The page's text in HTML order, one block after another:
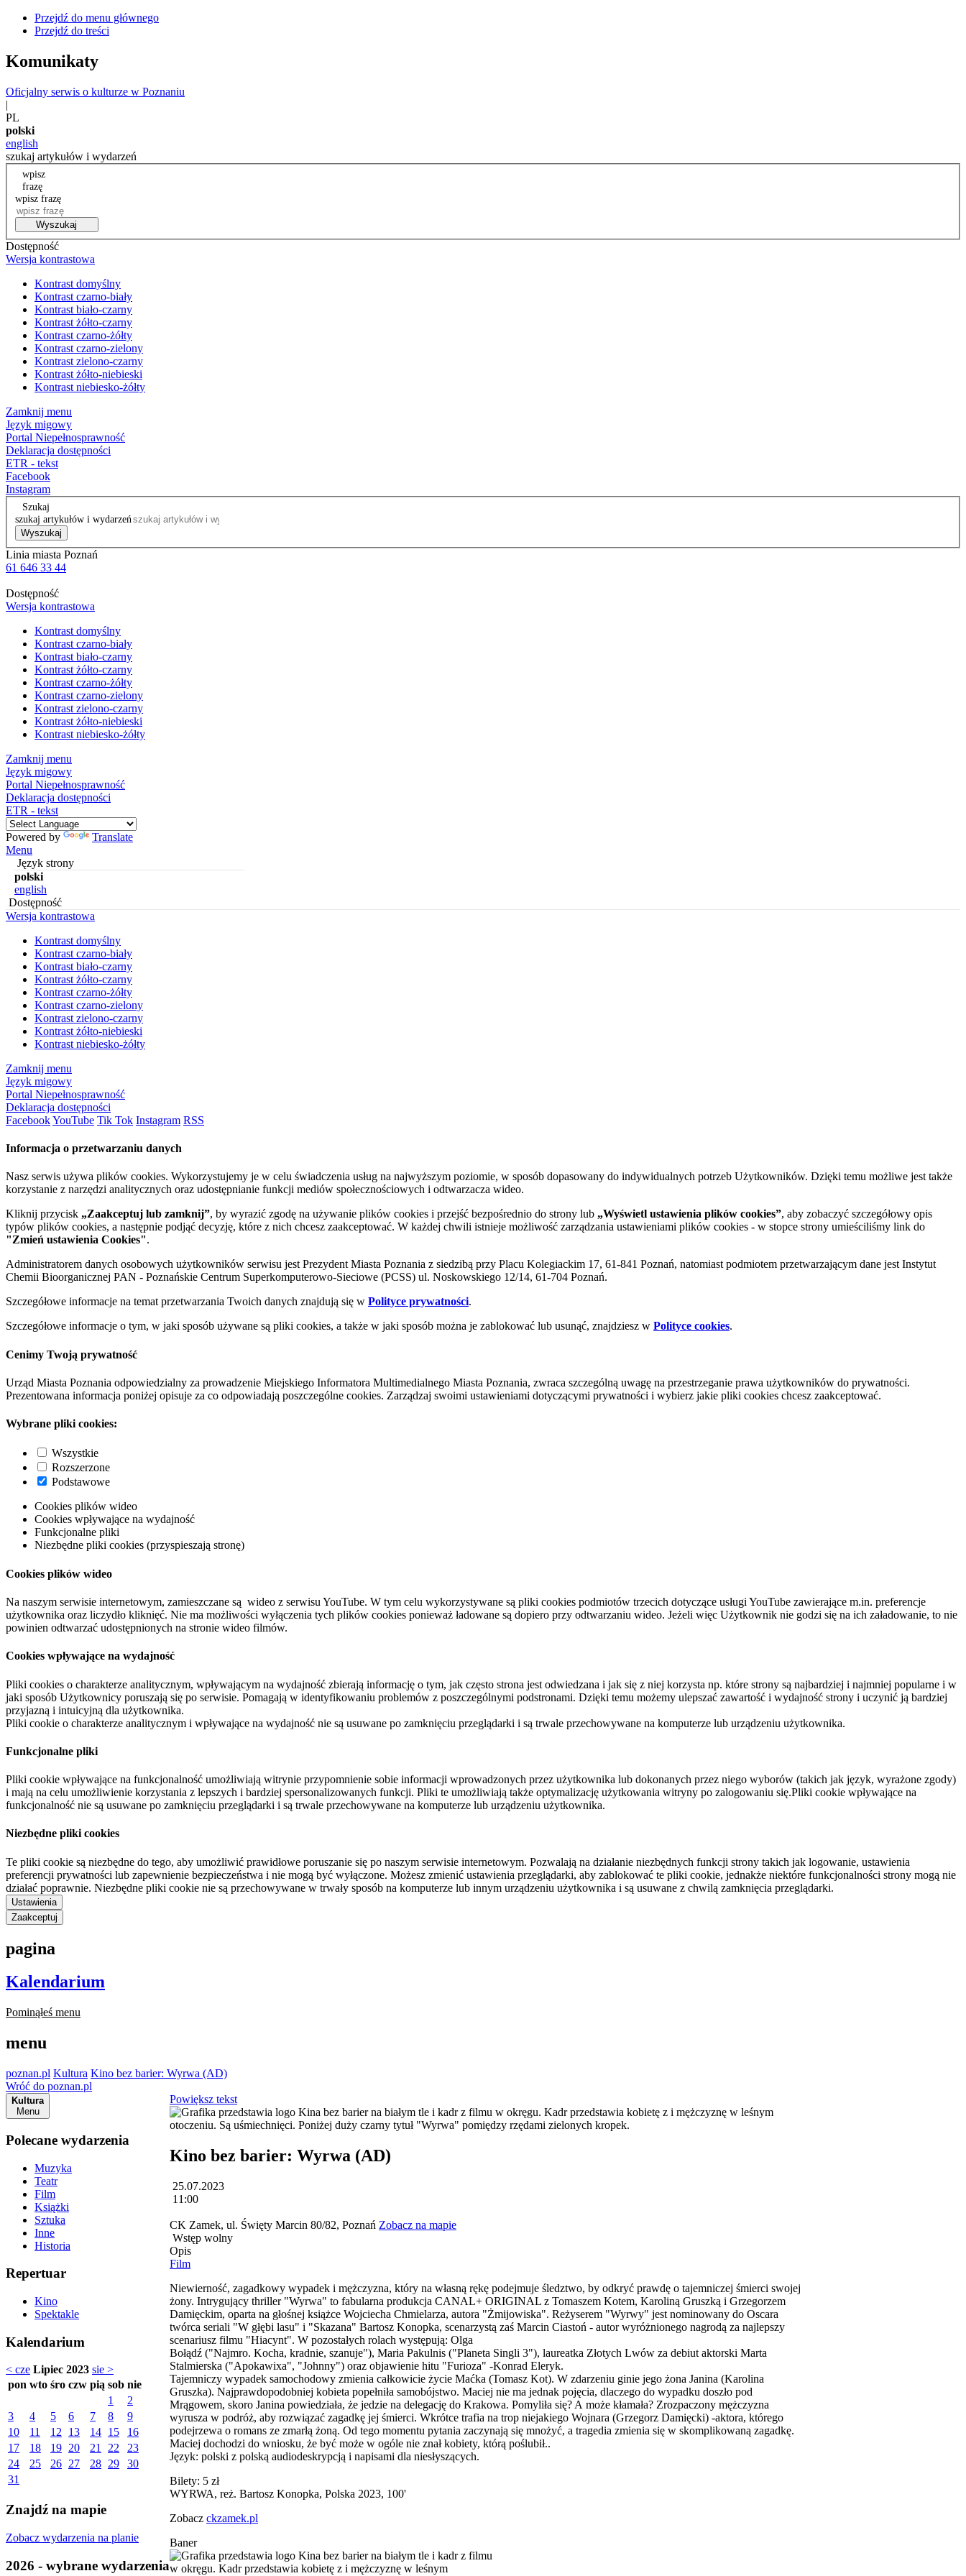
Przejdź do menu głównego
Przejdź do treści
Komunikaty
Oficjalny serwis o kulturze w Poznaniu
|
PL
polski
english
szukaj artykułów i wydarzeń
wpisz
frazę
wpisz frazę
Wyszukaj
Dostępność
Wersja kontrastowa
Kontrast domyślny
Kontrast czarno-biały
Kontrast biało-czarny
Kontrast żółto-czarny
Kontrast czarno-żółty
Kontrast czarno-zielony
Kontrast zielono-czarny
Kontrast żółto-niebieski
Kontrast niebiesko-żółty
Zamknij menu
Język migowy
Portal Niepełnosprawność
Deklaracja dostępności
ETR - tekst
Facebook
Instagram
Szukaj
szukaj artykułów i wydarzeń
Wyszukaj
Linia miasta Poznań
61 646 33 44
Dostępność
Wersja kontrastowa
Kontrast domyślny
Kontrast czarno-biały
Kontrast biało-czarny
Kontrast żółto-czarny
Kontrast czarno-żółty
Kontrast czarno-zielony
Kontrast zielono-czarny
Kontrast żółto-niebieski
Kontrast niebiesko-żółty
Zamknij menu
Język migowy
Portal Niepełnosprawność
Deklaracja dostępności
ETR - tekst
Powered by
Translate
Menu
Język strony
polski
english
Dostępność
Wersja kontrastowa
Kontrast domyślny
Kontrast czarno-biały
Kontrast biało-czarny
Kontrast żółto-czarny
Kontrast czarno-żółty
Kontrast czarno-zielony
Kontrast zielono-czarny
Kontrast żółto-niebieski
Kontrast niebiesko-żółty
Zamknij menu
Język migowy
Portal Niepełnosprawność
Deklaracja dostępności
FacebookYouTube Tik Tok Instagram RSS
Informacja o przetwarzaniu danych
Nasz serwis używa plików cookies. Wykorzystujemy je w celu świadczenia usług na najwyższym poziomie, w sposób dopasowany do indywidualnych potrzeb Użytkowników. Dzięki temu możliwe jest także
korzystanie z narzędzi analitycznych oraz udostępnianie funkcji mediów społecznościowych i odtwarzacza wideo.
Kliknij przycisk „Zaakceptuj lub zamknij”, by wyrazić zgodę na używanie plików cookies i przejść bezpośrednio do strony lub „Wyświetl ustawienia plików cookies”, aby zobaczyć szczegółowy opis
typów plików cookies, a następnie podjąć decyzję, które z nich chcesz zaakceptować. W każdej chwili istnieje możliwość zarządzania ustawieniami plików cookies - w stopce strony umieściliśmy link do
"Zmień ustawienia Cookies".
Administratorem danych osobowych użytkowników serwisu jest Prezydent Miasta Poznania z siedzibą przy Placu Kolegiackim 17, 61-841 Poznań, natomiast podmiotem przetwarzającym dane jest Instytut
Chemii Bioorganicznej PAN - Poznańskie Centrum Superkomputerowo-Sieciowe (PCSS) ul. Noskowskiego 12/14, 61-704 Poznań.
Szczegółowe informacje na temat przetwarzania Twoich danych znajdują się w Polityce prywatności.
Szczegółowe informacje o tym, w jaki sposób używane są pliki cookies, a także w jaki sposób można je zablokować lub usunąć, znajdziesz w Polityce cookies.
Cenimy Twoją prywatność
Urząd Miasta Poznania odpowiedzialny za prowadzenie Miejskiego Informatora Multimedialnego Miasta Poznania, zwraca szczególną uwagę na przestrzeganie prawa użytkowników do prywatności.
Prezentowana informacja poniżej opisuje za co odpowiadają poszczególne cookies. Zarządzaj swoimi ustawieniami dotyczącymi prywatności i wybierz jakie pliki cookies chcesz zaakceptować.
Wybrane pliki cookies:
Wszystkie
Rozszerzone
Podstawowe
Cookies plików wideo
Cookies wpływające na wydajność
Funkcjonalne pliki
Niezbędne pliki cookies (przyspieszają stronę)
Cookies plików wideo
Na naszym serwisie internetowym, zamieszczane są wideo z serwisu YouTube. W tym celu wykorzystywane są pliki cookies podmiotów trzecich dotyczące usługi YouTube zawierające m.in. preferencje
użytkownika oraz liczydło kliknięć. Nie ma możliwości wyłączenia tych plików cookies ponieważ ładowane są dopiero przy odtwarzaniu wideo. Jeżeli więc Użytkownik nie godzi się na ich załadowanie, to nie
powinien odtwarzać udostępnionych na stronie wideo filmów.
Cookies wpływające na wydajność
Pliki cookies o charakterze analitycznym, wpływającym na wydajność zbierają informację o tym, jak często strona jest odwiedzana i jak się z niej korzysta np. które strony są najbardziej i najmniej popularne i w
jaki sposób Użytkownicy poruszają się po serwisie. Pomagają w identyfikowaniu problemów z poszczególnymi podstronami. Dzięki temu możemy ulepszać zawartość i wydajność strony i uczynić ją bardziej
przyjazną i intuicyjną dla użytkownika.
Pliki cookie o charakterze analitycznym i wpływające na wydajność nie są usuwane po zamknięciu przeglądarki i są trwale przechowywane na komputerze lub urządzeniu użytkownika.
Funkcjonalne pliki
Pliki cookie wpływające na funkcjonalność umożliwiają witrynie przypomnienie sobie informacji wprowadzonych przez użytkownika lub dokonanych przez niego wyborów (takich jak język, wyrażone zgody)
i mają na celu umożliwienie korzystania z lepszych i bardziej spersonalizowanych funkcji. Pliki te umożliwiają także optymalizację użytkowania witryny po zalogowaniu się.Pliki cookie wpływające na
funkcjonalność nie są usuwane po zamknięciu przeglądarki i są trwale przechowywane na komputerze lub urządzeniu użytkownika.
Niezbędne pliki cookies
Te pliki cookie są niezbędne do tego, aby umożliwić prawidłowe poruszanie się po naszym serwisie internetowym. Pozwalają na działanie niezbędnych funkcji strony takich jak logowanie, ustawienia
preferencji prywatności lub zapewnienie bezpieczeństwa i nie mogą być wyłączone. Możesz zmienić ustawienia przeglądarki, aby zablokować te pliki cookie, jednakże niektóre funkcjonalności strony mogą nie
działać poprawnie. Niezbędne pliki cookie nie są przechowywane w trwały sposób na komputerze lub innym urządzeniu użytkownika i są usuwane z chwilą zamknięcia przeglądarki.
Ustawienia
Zaakceptuj
pagina
Kalendarium
Pominąłeś menu
menu
poznan.pl Kultura Kino bez barier: Wyrwa (AD)
Wróć do poznan.pl
Kultura
Menu
Polecane wydarzenia
Muzyka
Teatr
Film
Książki
Sztuka
Inne
Historia
Repertuar
Kino
Spektakle
Kalendarium
< cze Lipiec 2023 sie >
pon wto śro czw pią sob nie
1
2
3
4 5 6 7 8
9
10
11 12 13 14 15
16
17
18 19 20 21 22
23
24
25 26 27 28 29
30
31
Znajdź na mapie
Zobacz wydarzenia na planie
2026 - wybrane wydarzenia
Powiększ tekst
Kino bez barier: Wyrwa (AD)
25.07.2023
11:00
CK Zamek, ul. Święty Marcin 80/82, Poznań Zobacz na mapie
Wstęp wolny
Opis
Film
Niewierność, zagadkowy wypadek i mężczyzna, który na własną rękę podejmuje śledztwo, by odkryć prawdę o tajemniczej śmierci swojej
żony. Intrygujący thriller "Wyrwa" to fabularna produkcja CANAL+ ORIGINAL z Tomaszem Kotem, Karoliną Gruszką i Grzegorzem
Damięckim, oparta na głośnej książce Wojciecha Chmielarza, autora "Żmijowiska". Reżyserem "Wyrwy" jest nominowany do Oscara
twórca seriali "W głębi lasu" i "Skazana" Bartosz Konopka, scenarzystą zaś Marcin Ciastoń - autor wyróżnionego nagrodą za najlepszy
scenariusz filmu "Hiacynt". W pozostałych rolach występują: Olga
Bołądź ("Najmro. Kocha, kradnie, szanuje"), Maria Pakulnis ("Planeta Singli 3"), laureatka Złotych Lwów za debiut aktorski Marta
Stalmierska ("Apokawixa", "Johnny") oraz objawienie hitu "Furioza" -Konrad Eleryk.
Tajemniczy wypadek samochodowy zmienia całkowicie życie Maćka (Tomasz Kot). W zdarzeniu ginie jego żona Janina (Karolina
Gruszka). Najprawdopodobniej kobieta popełniła samobójstwo. Maciej nie ma jednak pojęcia, dlaczego do wypadku doszło pod
Mrągowem, skoro Janina powiedziała, że jedzie na delegację do Krakowa. Pomyliła się? A może kłamała? Zrozpaczony mężczyzna
wyrusza w podróż, aby rozwiązać zagadkę jej śmierci. Wkrótce trafia na trop niejakiego Wojnara (Grzegorz Damięcki) -aktora, którego
podejrzewa o romans ze zmarłą żoną. Od tego momentu pytania zaczynają się mnożyć, a tragedia zmienia się w skomplikowaną zagadkę.
Maciej dochodzi do wniosku, że być może w ogóle nie znał kobiety, którą poślubił..
Język: polski z polską audiodeskrypcją i napisami dla niesłyszących.
Bilety: 5 zł
WYRWA, reż. Bartosz Konopka, Polska 2023, 100'
Zobacz ckzamek.pl
Baner